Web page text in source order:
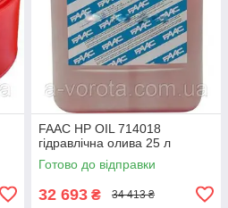
FAAC HP OIL 714018
гідравлічна олива 25 л
Готово до відправки
32 693 ₴ 34 413 ₴